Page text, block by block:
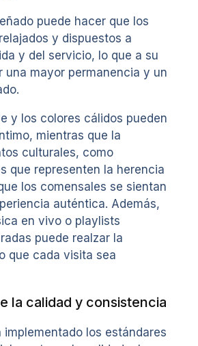
puede hacer que los
y dispuestos a
y del servicio, lo que a su
una mayor permanencia y un
y los colores cálidos pueden
mientras que la
culturales, como
que representen la herencia
los comensales se sientan
auténtica. Además,
en vivo o playlists
puede realzar la
que cada visita sea
la calidad y consistencia
implementado los estándares